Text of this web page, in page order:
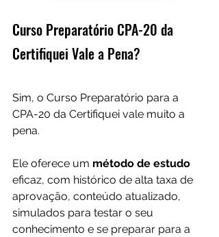
Curso Preparatório CPA-20 da
Certifiquei Vale a Pena?
Sim, o Curso Preparatório para a
CPA-20 da Certifiquei vale muito a
pena.
Ele oferece um método de estudo
eficaz, com histórico de alta taxa de
aprovação, conteúdo atualizado,
simulados para testar o seu
conhecimento e se preparar para a